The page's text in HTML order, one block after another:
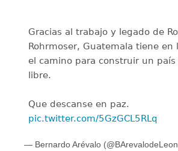
Gracias al trabajo y legado de
Rohrmoser, Guatemala tiene en
el camino para construir un
libre.
Que descanse en paz.
pic.twitter.com/5GzGCL5RLq
— Bernardo Arévalo